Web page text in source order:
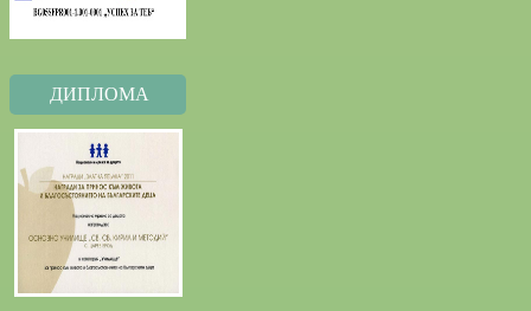
ДИПЛОМА